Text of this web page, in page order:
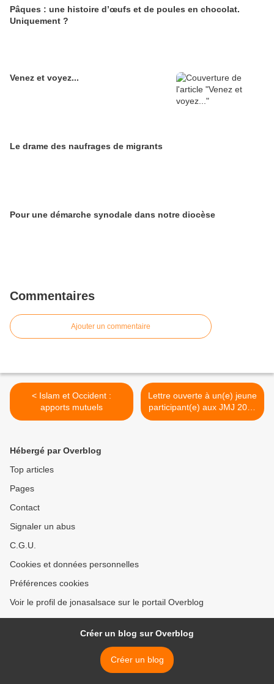
Pâques : une histoire d’œufs et de poules en chocolat.
Uniquement ?
Venez et voyez...
Le drame des naufrages de migrants
Pour une démarche synodale dans notre diocèse
Commentaires
Ajouter un commentaire
< Islam et Occident :
apports mutuels
Lettre ouverte à un(e) jeune
participant(e) aux JMJ 2016
>
Hébergé par Overblog
Top articles
Pages
Contact
Signaler un abus
C.G.U.
Cookies et données personnelles
Préférences cookies
Voir le profil de jonasalsace sur le portail Overblog
Créer un blog sur Overblog
Créer un blog